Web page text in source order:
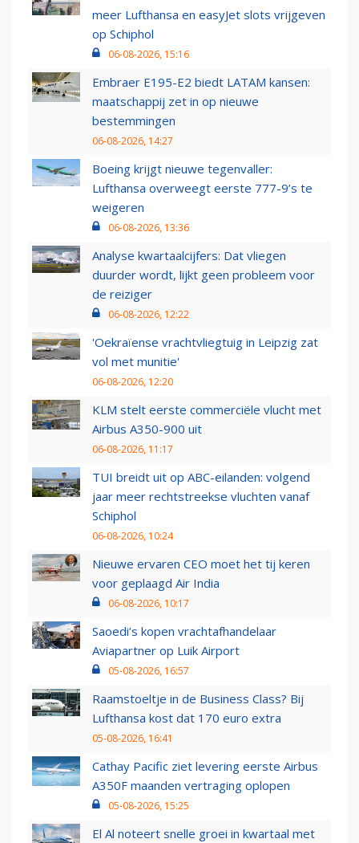
meer Lufthansa en easyJet slots vrijgeven
op Schiphol
06-08-2026, 15:16
Embraer E195-E2 biedt LATAM kansen:
maatschappij zet in op nieuwe
bestemmingen
06-08-2026, 14:27
Boeing krijgt nieuwe tegenvaller:
Lufthansa overweegt eerste 777-9’s te
weigeren
06-08-2026, 13:36
Analyse kwartaalcijfers: Dat vliegen
duurder wordt, lijkt geen probleem voor
de reiziger
06-08-2026, 12:22
'Oekraïense vrachtvliegtuig in Leipzig zat
vol met munitie'
06-08-2026, 12:20
KLM stelt eerste commerciële vlucht met
Airbus A350-900 uit
06-08-2026, 11:17
TUI breidt uit op ABC-eilanden: volgend
jaar meer rechtstreekse vluchten vanaf
Schiphol
06-08-2026, 10:24
Nieuwe ervaren CEO moet het tij keren
voor geplaagd Air India
06-08-2026, 10:17
Saoedi’s kopen vrachtafhandelaar
Aviapartner op Luik Airport
05-08-2026, 16:57
Raamstoeltje in de Business Class? Bij
Lufthansa kost dat 170 euro extra
05-08-2026, 16:41
Cathay Pacific ziet levering eerste Airbus
A350F maanden vertraging oplopen
05-08-2026, 15:25
El Al noteert snelle groei in kwartaal met